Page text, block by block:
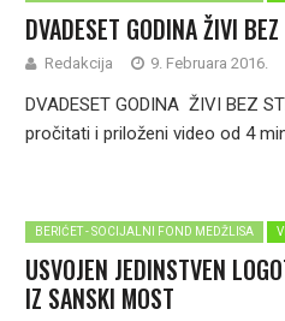
DVADESET GODINA ŽIVI
Redakcija 9. Februara 2016.
DVADESET GODINA ŽIVI BEZ
pročitati i priloženi video od 4
BERIĆET - SOCIJALNI FOND MEDŽLISA
USVOJEN JEDINSTVEN
IZ SANSKI MOST